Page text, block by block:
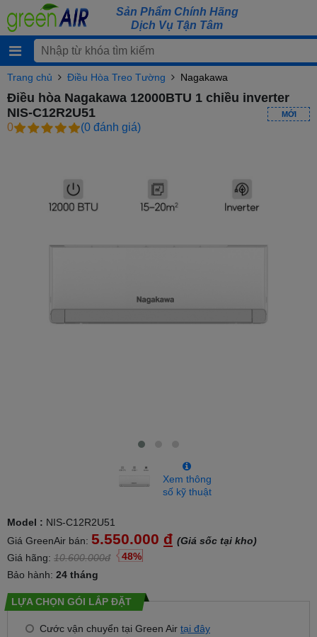
Sản Phẩm Chính Hãng
Dịch Vụ Tận Tâm
Trang chủ Điều Hòa Treo Tường Nagakawa
Điều hòa Nagakawa 12000BTU 1 chiều inverter
NIS-C12R2U51
MỚI
0 (0 đánh giá)
Xem thông
số kỹ thuật
Model : NIS-C12R2U51
Giá GreenAir bán: 5.550.000 đ (Giá sốc tại kho)
Giá hãng: 10.600.000đ
48%
Bảo hành: 24 tháng
LỰA CHỌN GÓI LẮP ĐẶT
Cước vận chuyển tại Green Air tại đây